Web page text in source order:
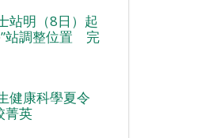
站明（8日）起
站調整位置 完
健康科學夏令
菁英